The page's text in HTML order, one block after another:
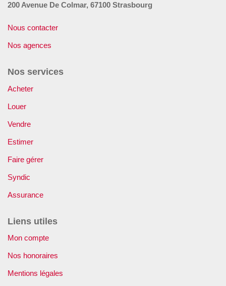
200 Avenue De Colmar, 67100 Strasbourg
Nous contacter
Nos agences
Nos services
Acheter
Louer
Vendre
Estimer
Faire gérer
Syndic
Assurance
Liens utiles
Mon compte
Nos honoraires
Mentions légales